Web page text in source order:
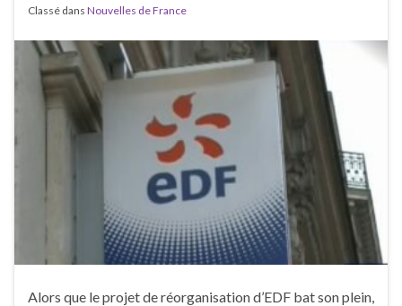
Classé dans Nouvelles de France
Alors que le projet de réorganisation d’EDF bat son plein,